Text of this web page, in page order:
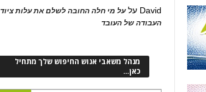
David עלעל מי חלה החובה לשלם את עלות ציוד
העבודה של העובד
מנהל משאבי אנוש החיפוש שלך מתחיל
כאן…